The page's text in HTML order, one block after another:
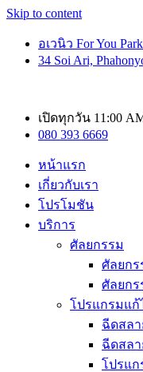
Skip to content
อเวนิว For You
34 Soi Ari,
เปิดทุกวัน 11:00
080 393 6669
หน้าแรก
เกี่ยวกับเรา
โปรโมชัน
บริการ
ศัลยกรรม
ศัลยกร
ศัลยก
โปรแกรมแก้
ฉีดสลา
ฉีดสลา
โปรแก